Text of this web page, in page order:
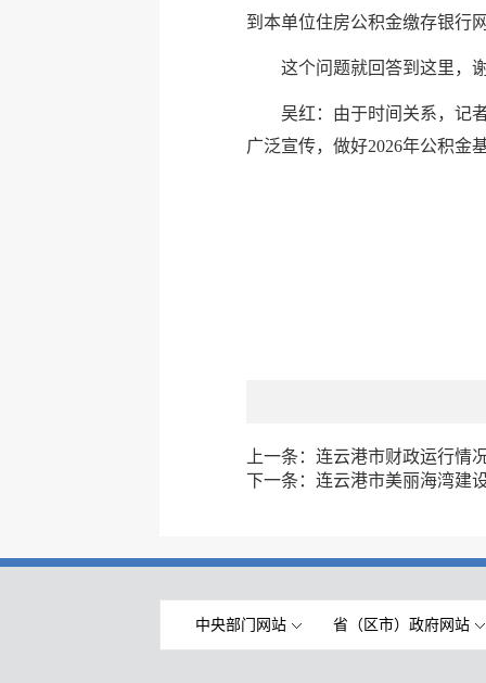
到本单位住房公积金缴存银行
这个问题就回答到这里，
吴红：由于时间关系，记
广泛宣传，做好2026年公积金
上一条： 连云港市财政运行情
下一条： 连云港市美丽海湾建
中央部门网站 省（区市）政府网站